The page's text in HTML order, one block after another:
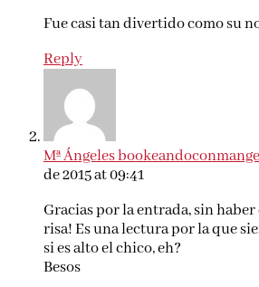
Fue casi tan divertido como su
Reply
Mª Ángeles
de 2015 at 09:41
Gracias por la entrada, sin haber
risa! Es una lectura por la que
si es alto el chico, eh?
Besos